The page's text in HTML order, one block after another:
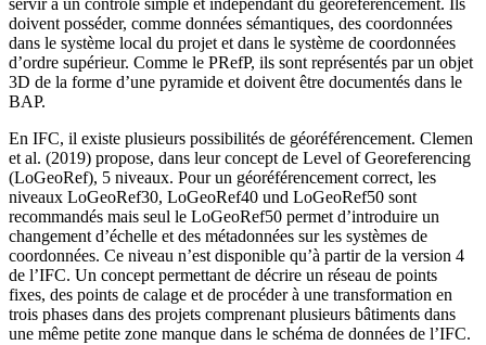
servir à un contrôle simple et indépendant du géoréférencement. Ils
doivent posséder, comme données sémantiques, des coordonnées
dans le système local du projet et dans le système de coordonnées
d’ordre supérieur. Comme le PRefP, ils sont représentés par un objet
3D de la forme d’une pyramide et doivent être documentés dans le
BAP.
En IFC, il existe plusieurs possibilités de géoréférencement. Clemen
et al. (2019) propose, dans leur concept de Level of Georeferencing
(LoGeoRef), 5 niveaux. Pour un géoréférencement correct, les
niveaux LoGeoRef30, LoGeoRef40 und LoGeoRef50 sont
recommandés mais seul le LoGeoRef50 permet d’introduire un
changement d’échelle et des métadonnées sur les systèmes de
coordonnées. Ce niveau n’est disponible qu’à partir de la version 4
de l’IFC. Un concept permettant de décrire un réseau de points
fixes, des points de calage et de procéder à une transformation en
trois phases dans des projets comprenant plusieurs bâtiments dans
une même petite zone manque dans le schéma de données de l’IFC.